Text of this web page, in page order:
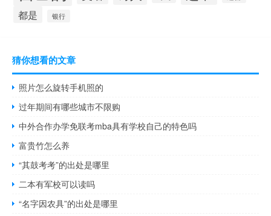
都是 银行
猜你想看的文章
照片怎么旋转手机照的
过年期间有哪些城市不限购
中外合作办学免联考mba具有学校自己的特色吗
富贵竹怎么养
“其鼓考考”的出处是哪里
二本有军校可以读吗
“名字因农具”的出处是哪里